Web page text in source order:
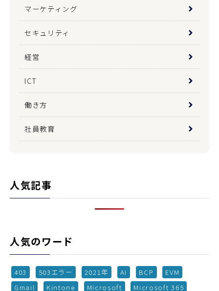
マーケティング
セキュリティ
経営
ICT
働き方
社員教育
人気記事
人気のワード
403 503エラー 2021年 AI BCP
EVM
Gmail
Kintone Microsoft
Microsoft 365